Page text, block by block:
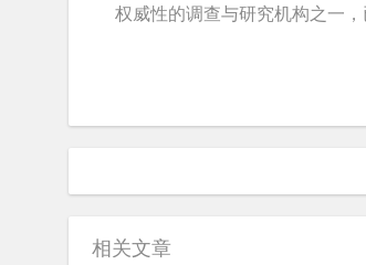
权威性的调查与研究机构之一
相关文章